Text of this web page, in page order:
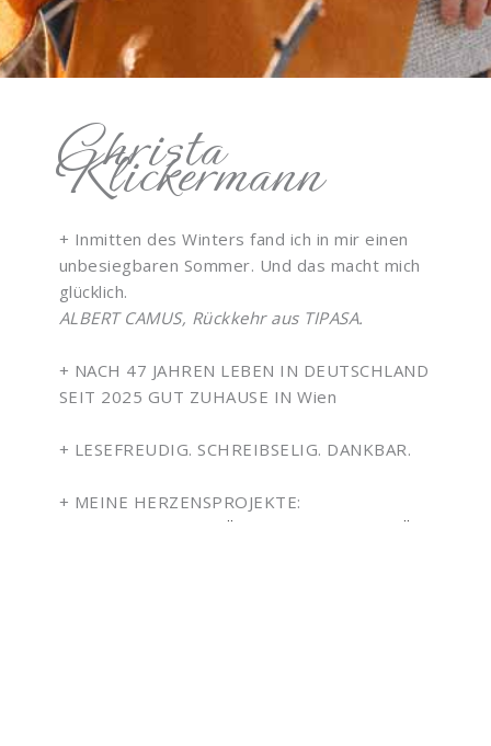
Christa
Klickermann
+ Inmitten des Winters fand ich in mir einen
unbesiegbaren Sommer. Und das macht mich
glücklich.
ALBERT CAMUS, Rückkehr aus TIPASA.
+ NACH 47 JAHREN LEBEN IN DEUTSCHLAND
SEIT 2025 GUT ZUHAUSE IN Wien
+ LESEFREUDIG. SCHREIBSELIG. DANKBAR.
+ MEINE HERZENSPROJEKTE:
Omas FOR FUTURE ÖSTERREICH/WIEn-NÖ